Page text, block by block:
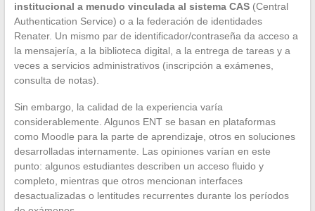
institucional a menudo vinculada al sistema CAS(Central
Authentication Service) o a la federación de identidades
Renater. Un mismo par de identificador/contraseña da acceso a
la mensajería, a la biblioteca digital, a la entrega de tareas y a
veces a servicios administrativos (inscripción a exámenes,
consulta de notas).
Sin embargo, la calidad de la experiencia varía
considerablemente. Algunos ENT se basan en plataformas
como Moodle para la parte de aprendizaje, otros en soluciones
desarrolladas internamente. Las opiniones varían en este
punto: algunos estudiantes describen un acceso fluido y
completo, mientras que otros mencionan interfaces
desactualizadas o lentitudes recurrentes durante los períodos